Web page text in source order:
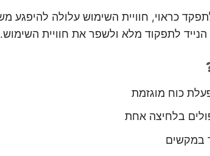
כראוי, חוויית השימוש עלולה
לתפקוד מלא ולשפר את חוויית השימוש.
כוח מוגזמת
בלחיצה אחת
במקשים